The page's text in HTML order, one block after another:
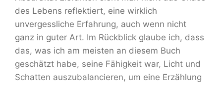
des Lebens reflektiert, eine wirklich
unvergessliche Erfahrung, auch wenn nicht
ganz in guter Art. Im Rückblick glaube ich, dass
das, was ich am meisten an diesem Buch
geschätzt habe, seine Fähigkeit war, Licht und
Schatten auszubalancieren, um eine Erzählung